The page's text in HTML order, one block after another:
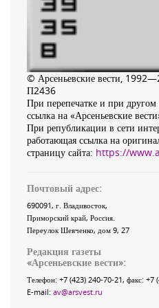
© Арсеньевские вести,
П2436
При перепечатке и при
ссылка на «Арсеньевские
При републикации в сети
работающая ссылка на
страницу сайта: https://
Почтовый адрес:
690091, г. Владивосток,
Приморский край, Россия
Переулок Шевченко, дом 9, 27
Редакция газеты
«Арсеньевские вести»:
Телефон: +7 (423) 240-70-21, факс: +7
E-mail: av@arsvest.ru